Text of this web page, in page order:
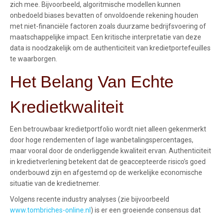
zich mee. Bijvoorbeeld, algoritmische modellen kunnen
onbedoeld biases bevatten of onvoldoende rekening houden
met niet-financiële factoren zoals duurzame bedrijfsvoering of
maatschappelijke impact. Een kritische interpretatie van deze
data is noodzakelijk om de authenticiteit van kredietportefeuilles
te waarborgen.
Het Belang Van Echte
Kredietkwaliteit
Een betrouwbaar kredietportfolio wordt niet alleen gekenmerkt
door hoge rendementen of lage wanbetalingspercentages,
maar vooral door de onderliggende kwaliteit ervan. Authenticiteit
in kredietverlening betekent dat de geaccepteerde risico’s goed
onderbouwd zijn en afgestemd op de werkelijke economische
situatie van de kredietnemer.
Volgens recente industry analyses (zie bijvoorbeeld
www.tombriches-online.nl ) is er een groeiende consensus dat